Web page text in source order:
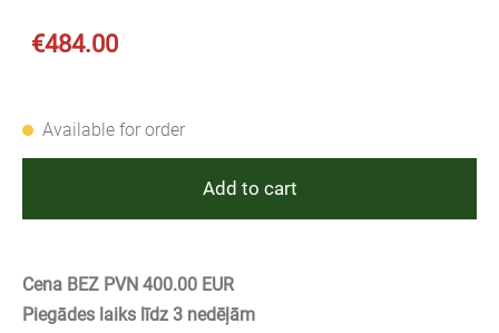
€484.00
Available for order
Add to cart
Cena BEZ PVN 400.00 EUR
Piegādes laiks līdz 3 nedēļām